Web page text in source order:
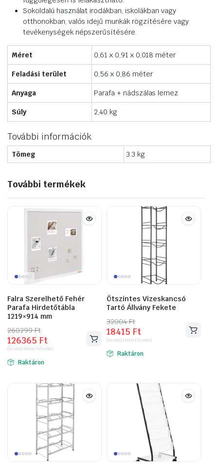
Sokoldalú használat irodákban, iskolákban vagy
otthonokban, valós idejű munkák rögzítésére vagy
tevékenységek népszerűsítésére.
Méret 0,61 x 0,91 x 0,018 méter
Feladási terület 0,56 x 0,86 méter
Anyaga Parafa + nádszálas lemez
Súly 2,40 kg
További információk
Tömeg 3.3 kg
További termékek
Falra Szerelhető Fehér
Parafa Hirdetőtábla
1219×914 mm
260299Ft
Original
price
was:
260299 Ft.
126365 Ft
Current
price
is:
126365 Ft.
(bruttó)99500 Ft(nettó)
Raktáron
Ötszintes Vizeskancsó
Tartó Állvány Fekete
32004Ft
Original
price
was:
32004 Ft.
18415 Ft
Current
price
is:
18415 Ft.
(bruttó)14500 Ft(nettó)
Raktáron